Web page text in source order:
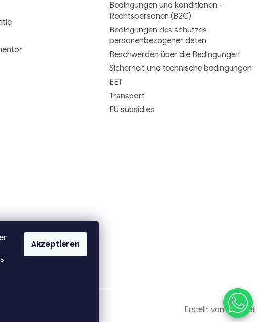
Akzeptieren
Bedingungen und konditionen -
Rechtspersonen (B2C)
Bedingungen des schutzes
personenbezogener daten
Beschwerden über die Bedingungen
Sicherheit und technische bedingungen
EET
Transport
EU subsidies
Erstellt von Shoptet